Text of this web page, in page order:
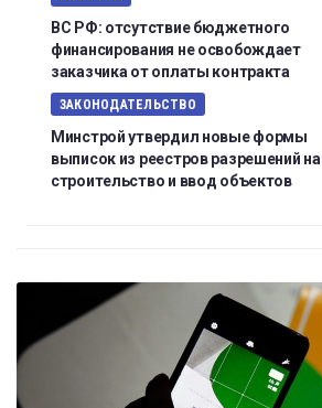
ВС РФ: отсутствие бюджетного
финансирования не освобождает
заказчика от оплаты контракта
ЗАКОНОДАТЕЛЬСТВО
Минстрой утвердил новые формы
выписок из реестров разрешений на
строительство и ввод объектов